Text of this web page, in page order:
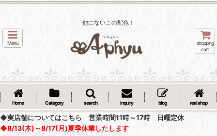
他にないこの配色！
Menu
shopping
cart
Home Category search inquiry blog real shop
◆実店舗についてはこちら 営業時間11時～17時 日曜定休
◆8/13(木)～8/17(月)夏季休業したします